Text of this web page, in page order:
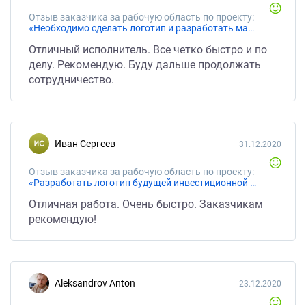
Отзыв заказчика за рабочую область по проекту:
«Необходимо сделать логотип и разработать макет банера на торговую точку»
Отличный исполнитель. Все четко быстро и по
делу. Рекомендую. Буду дальше продолжать
сотрудничество.
Иван Сергеев
Отзыв заказчика за рабочую область по проекту:
«Разработать логотип будущей инвестиционной компании»
31.12.2020
Отличная работа. Очень быстро. Заказчикам
рекомендую!
Aleksandrov Anton 23.12.2020